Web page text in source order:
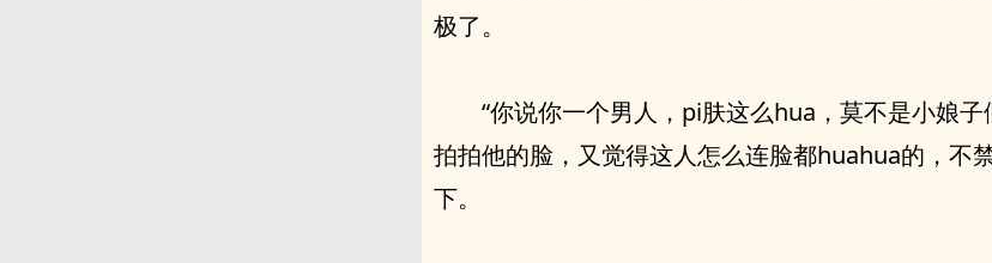
极了。
“你说你一个男人，pi肤这么hua，莫不是小娘子
拍拍他的脸，又觉得这人怎么连脸都huahua的，不
下。